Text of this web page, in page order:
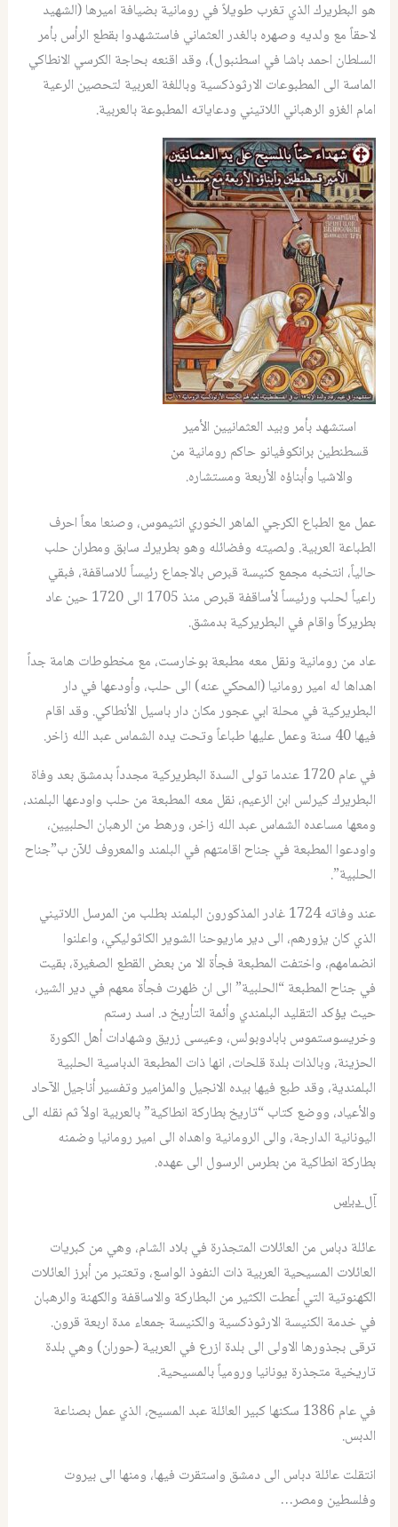
هو البطريرك الذي تغرب طويلاً في رومانية بضيافة اميرها (الشهيد
لاحقاً مع ولديه وصهره بالغدر العثماني فاستشهدوا بقطع الرأس بأمر
السلطان احمد باشا في اسطنبول)، وقد اقنعه بحاجة الكرسي الانطاكي
الماسة الى المطبوعات الارثوذكسية وباللغة العربية لتحصين الرعية
امام الغزو الرهباني اللاتيني ودعاياته المطبوعة بالعربية.
استشهد بأمر وبيد العثمانيين الأمير
قسطنطين برانكوفيانو حاكم رومانية من
والاشيا وأبناؤه الأربعة ومستشاره.
عمل مع الطباع الكرجي الماهر الخوري انثيموس، وصنعا معاً احرف
الطباعة العربية. ولصيته وفضائله وهو بطريرك سابق ومطران حلب
حالياً، انتخبه مجمع كنيسة قبرص بالاجماع رئيساً للاساقفة، فبقي
راعياً لحلب ورئيساً لأساقفة قبرص منذ 1705 الى 1720 حين عاد
بطريركاً واقام في البطريركية بدمشق.
عاد من رومانية ونقل معه مطبعة بوخارست، مع مخطوطات هامة جداً
اهداها له امير رومانيا (المحكي عنه) الى حلب، وأودعها في دار
البطريركية في محلة ابي عجور مكان دار باسيل الأنطاكي. وقد اقام
فيها 40 سنة وعمل عليها طباعاً وتحت يده الشماس عبد الله زاخر.
في عام 1720 عندما تولى السدة البطريركية مجدداً بدمشق بعد وفاة
البطريرك كيرلس ابن الزعيم، نقل معه المطبعة من حلب واودعها البلمند،
ومعها مساعده الشماس عبد الله زاخر، ورهط من الرهبان الحلبيين،
واودعوا المطبعة في جناح اقامتهم في البلمند والمعروف للآن ب”جناح
الحلبية”.
عند وفاته 1724 غادر المذكورون البلمند بطلب من المرسل اللاتيني
الذي كان يزورهم، الى دير ماريوحنا الشوير الكاثوليكي، واعلنوا
انضمامهم، واختفت المطبعة فجأة الا من بعض القطع الصغيرة، بقيت
في جناح المطبعة “الحلبية” الى ان ظهرت فجأة معهم في دير الشير،
حيث يؤكد التقليد البلمندي وأئمة التأريخ د. اسد رستم
وخريسوستموس بابادوبولس، وعيسى زريق وشهادات أهل الكورة
الحزينة، وبالذات بلدة قلحات، انها ذات المطبعة الدباسية الحلبية
البلمندية، وقد طبع فيها بيده الانجيل والمزامير وتفسير أناجيل الآحاد
والأعياد، ووضع كتاب “تاريخ بطاركة انطاكية” بالعربية اولاً ثم نقله الى
اليونانية الدارجة، والى الرومانية واهداه الى امير رومانيا وضمنه
بطاركة انطاكية من بطرس الرسول الى عهده.
آل دباس
عائلة دباس من العائلات المتجذرة في بلاد الشام، وهي من كبريات
العائلات المسيحية العربية ذات النفوذ الواسع، وتعتبر من أبرز العائلات
الكهنوتية التي أعطت الكثير من البطاركة والاساقفة والكهنة والرهبان
في خدمة الكنيسة الارثوذكسية والكنيسة جمعاء مدة اربعة قرون.
ترقى بجذورها الاولى الى بلدة ازرع في العربية (حوران) وهي بلدة
تاريخية متجذرة يونانيا ورومياً بالمسيحية.
في عام 1386 سكنها كبير العائلة عبد المسيح، الذي عمل بصناعة
الدبس.
انتقلت عائلة دباس الى دمشق واستقرت فيها، ومنها الى بيروت
وفلسطين ومصر…